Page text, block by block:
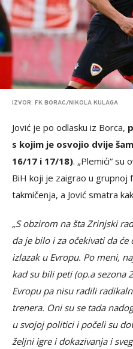
IZVOR: FK BORAC/NIKOLA KULAGA
Jović je po odlasku iz Borca,
s kojim je osvojio dvije
16/17 i 17/18). „Plemići“ su
BiH koji je zaigrao u grupnoj
takmičenja, a Jović smatra
„S obzirom na šta Zrinjski
da je bilo i za očekivati da će
izlazak u Evropu. Po meni,
kad su bili peti (op.a sezona
Evropu pa nisu radili
trenera. Oni su se tada
u svojoj politici i počeli su
željni igre i dokazivanja i